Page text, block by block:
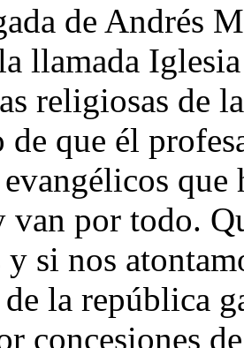
de Andrés
llamada
religiosas de
de que él
que
van por todo.
y si nos
la república
concesiones